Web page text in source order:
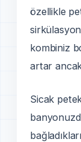
özellikle
kombiniz
artar ancak
Sicak